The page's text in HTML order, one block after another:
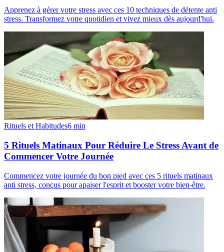
Apprenez à gérer votre stress avec ces 10 techniques de détente anti
stress. Transformez votre quotidien et vivez mieux dès aujourd'hui.
Rituels et Habitudes6 min
5 Rituels Matinaux Pour Réduire Le Stress Avant de
Commencer Votre Journée
Commencez votre journée du bon pied avec ces 5 rituels matinaux
anti stress, conçus pour apaiser l'esprit et booster votre bien-être.